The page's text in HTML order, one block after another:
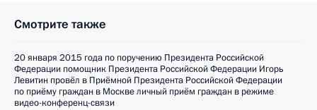
Смотрите также
20 января 2015 года по поручению Президента Российской
Федерации помощник Президента Российской Федерации Игорь
Левитин провёл в Приёмной Президента Российской Федерации
по приёму граждан в Москве личный приём граждан в режиме
видео-конференц-связи